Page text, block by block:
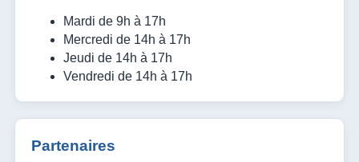
Mardi de 9h à 17h
Mercredi de 14h à 17h
Jeudi de 14h à 17h
Vendredi de 14h à 17h
Partenaires